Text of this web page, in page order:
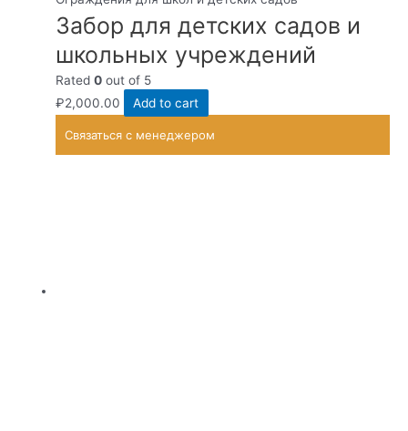
Забор для детских садов и
школьных учреждений
Rated0 out of 5
₽2,000.00 Add to cart
Связаться с менеджером